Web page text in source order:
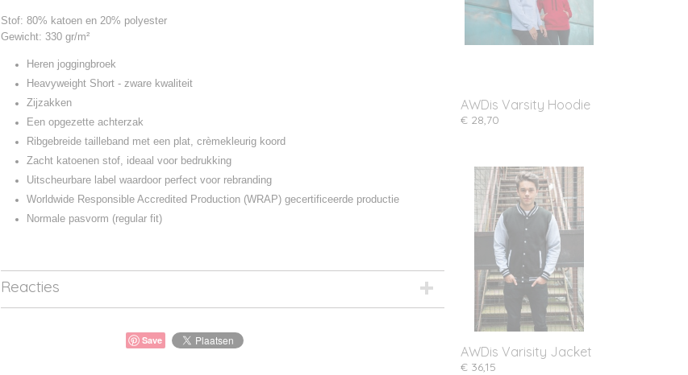
Stof: 80% katoen en 20% polyester
Gewicht: 330 gr/m²
Heren joggingbroek
Heavyweight Short - zware kwaliteit
Zijzakken
Een opgezette achterzak
Ribgebreide tailleband met een plat, crèmekleurig koord
Zacht katoenen stof, ideaal voor bedrukking
Uitscheurbare label waardoor perfect voor rebranding
Worldwide Responsible Accredited Production (WRAP) gecertificeerde productie
Normale pasvorm (regular fit)
Reacties
Save
AWDis Varsity Hoodie
€ 28,70
AWDis Varisity Jacket
€ 36,15